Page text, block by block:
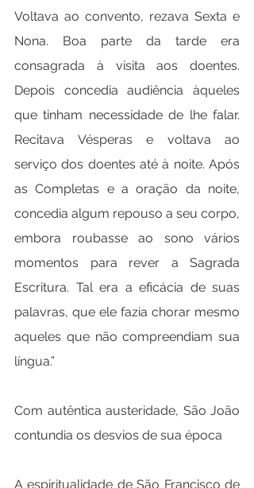
Voltava ao convento, rezava Sexta e
Nona. Boa parte da tarde era
consagrada à visita aos doentes.
Depois concedia audiência àqueles
que tinham necessidade de lhe falar.
Recitava Vésperas e voltava ao
serviço dos doentes até à noite. Após
as Completas e a oração da noite,
concedia algum repouso a seu corpo,
embora roubasse ao sono vários
momentos para rever a Sagrada
Escritura. Tal era a eficácia de suas
palavras, que ele fazia chorar mesmo
aqueles que não compreendiam sua
língua.”
Com autêntica austeridade, São João
contundia os desvios de sua época
A espiritualidade de São Francisco de